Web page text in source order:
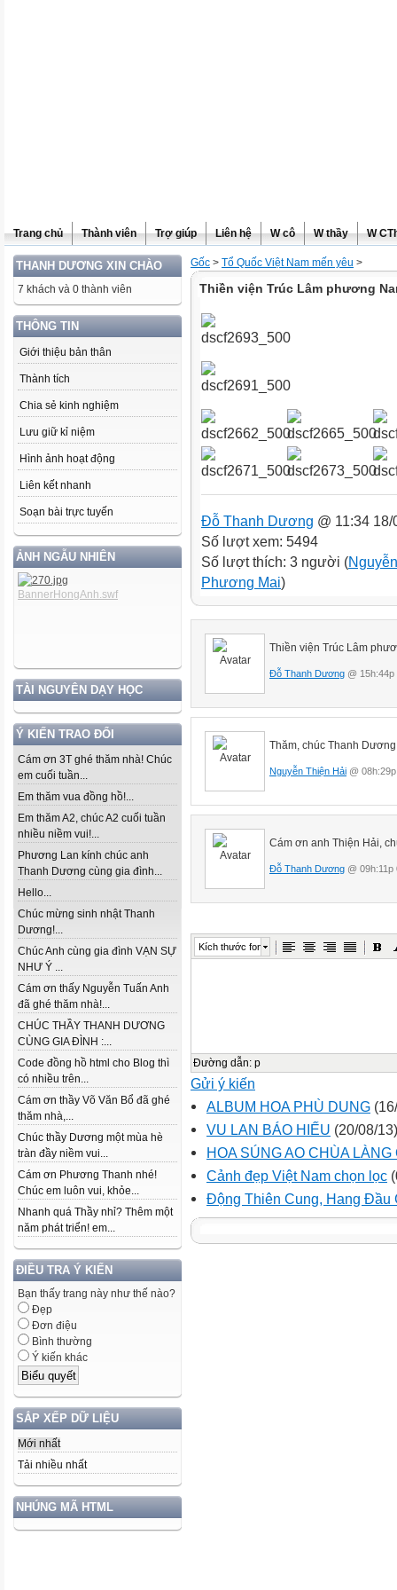
Trang chủ Thành viên Trợ giúp Liên hệ W cô W thầy W
THANH DƯƠNG XIN CHÀO
7 khách và 0 thành viên
THÔNG TIN
Giới thiệu bản thân
Thành tích
Chia sẻ kinh nghiệm
Lưu giữ kỉ niệm
Hình ảnh hoạt động
Liên kết nhanh
Soạn bài trực tuyến
ẢNH NGẪU NHIÊN
TÀI NGUYÊN DẠY HỌC
Ý KIẾN TRAO ĐỔI
Cám ơn 3T ghé thăm nhà! Chúc
em cuối tuần...
Em thăm vua đồng hồ!...
Em thăm A2, chúc A2 cuối tuần
nhiều niềm vui!...
Phương Lan kính chúc anh
Thanh Dương cùng gia đình...
Hello...
Chúc mừng sinh nhật Thanh
Dương!...
Chúc Anh cùng gia đình VẠN SỰ
NHƯ Ý ...
Cám ơn thấy Nguyễn Tuấn Anh
đã ghé thăm nhà!...
CHÚC THẦY THANH DƯƠNG
CÙNG GIA ĐÌNH :...
Code đồng hồ html cho Blog thì
có nhiều trên...
Cám ơn thầy Võ Văn Bổ đã ghé
thăm nhà,...
Chúc thầy Dương một mùa hè
tràn đầy niềm vui...
Cám ơn Phương Thanh nhé!
Chúc em luôn vui, khỏe...
Nhanh quá Thầy nhỉ? Thêm một
năm phát triển! em...
ĐIỀU TRA Ý KIẾN
Bạn thấy trang này như thế nào?
Đẹp
Đơn điệu
Bình thường
Ý kiến khác
SẮP XẾP DỮ LIỆU
Mới nhất
Tải nhiều nhất
NHÚNG MÃ HTML
Gốc > Tổ Quốc Việt Nam mến yêu >
Thiền viện Trúc Lâm phương
Đỗ Thanh Dương @ 11:34
Số lượt xem: 5494
Số lượt thích: 3 người (
Phương Mai)
Thiền viện Trúc Lâm
Đỗ Thanh Dương @ 15h:44p
Thăm, chúc Thanh
Nguyễn Thiện Hải @
Cám ơn anh Thiện Hải,
Đỗ Thanh Dương @ 09h:11p
Kích thước font
Đường dẫn: p
Gửi ý kiến
ALBUM HOA PHÙ DUNG
VU LAN BÁO HIẾU (20/08/13)
HOA SÚNG AO CHÙA
Cảnh đẹp Việt Nam chọn lọc
Động Thiên Cung, Hang Đầu